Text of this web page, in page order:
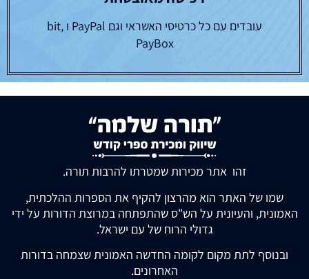
עובדים עם כל כרטיסי האשראי וגם PayPal ו bit,
PayBox
זהו אתר מכירות שמטרתו להרבות תורה.
שמו של האתר הוא מהרצון להקיף את הספרות ההלכתית,
האמונית, והעיונית על הש"ס שהתפתחה במרוצת הדורות על ידי
גדולי הרוח של עם ישראל.
ובנוסף לתת מקום לקומה החדשה האמונית שצמחה בדורות
האחרונים.